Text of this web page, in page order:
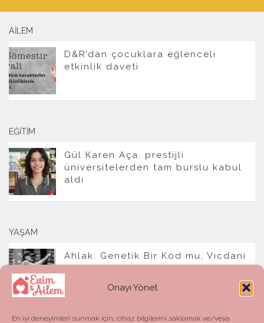
Onayı Yönet
En iyi deneyimleri sunmak için, cihaz bilgilerini saklamak ve/veya
AILEM
D&R’dan çocuklara eğlenceli
etkinlik daveti
EĞITIM
Gül Karen Aça, prestijli
üniversitelerden tam burslu kabul
aldı
YAŞAM
Ahlak: Genetik Bir Kod mu, Vicdani
Bir Refleks mi?